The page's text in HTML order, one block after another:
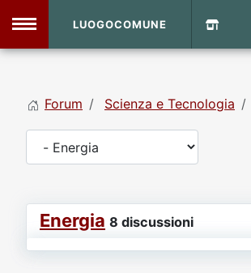
LUOGOCOMUNE
Forum Scienza e Tecnologia
Energia 8 discussioni